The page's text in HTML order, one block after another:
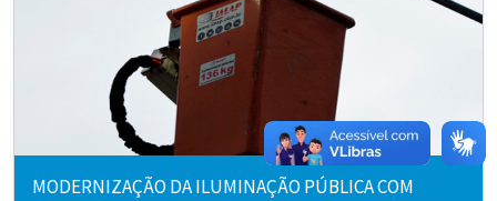
MODERNIZAÇÃO DA ILUMINAÇÃO PÚBLICA COM